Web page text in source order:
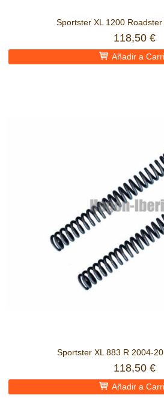
Sportster XL 1200
118,50 €
Añadir a
Sportster XL 883 R 2004-
118,50 €
Añadir a